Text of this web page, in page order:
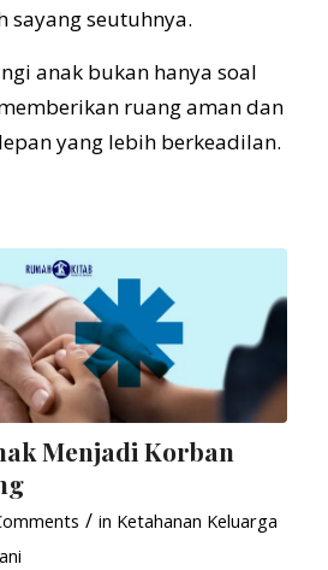
sayang seutuhnya.
anak bukan hanya soal
ruang aman dan
yang lebih berkeadilan.
Menjadi Korban
/ in Ketahanan Keluarga